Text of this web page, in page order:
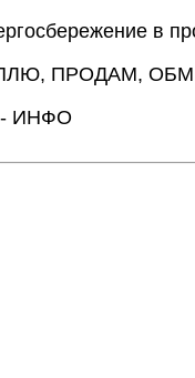
в
ПРОДАМ,
ИНФО